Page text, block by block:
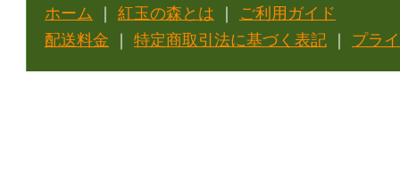
ホーム 紅玉の森とは
ご利用ガイド
配送料金
特定商取引法に基づく表記 プラ